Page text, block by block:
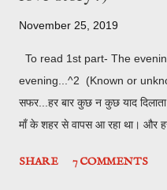
November 25, 2019
To read 1st part-
evening...^2 (Known or
सफर...हर बार कुछ न कुछ याद
माँ के शहर से वापस आ रहा था। और
फ़्लैश बैक में boooommm.... " मम्मी
SHARE 7 COMMENTS